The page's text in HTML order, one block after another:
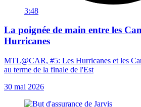
3:48
La poignée de main entre les
Hurricanes
MTL@CAR, #5: Les Hurricanes et les
au terme de la finale de l'Est
30 mai 2026